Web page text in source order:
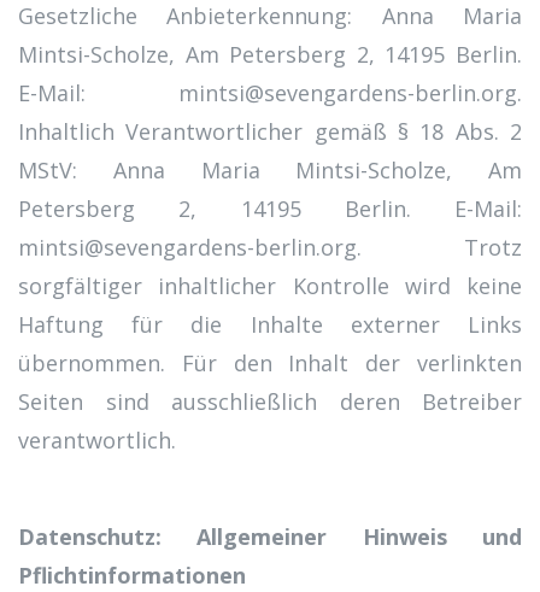
Gesetzliche Anbieterkennung: Anna Maria
Mintsi-Scholze, Am Petersberg 2, 14195 Berlin.
E-Mail: mintsi@sevengardens-berlin.org.
Inhaltlich Verantwortlicher gemäß § 18 Abs. 2
MStV: Anna Maria Mintsi-Scholze, Am
Petersberg 2, 14195 Berlin. E-Mail:
mintsi@sevengardens-berlin.org. Trotz
sorgfältiger inhaltlicher Kontrolle wird keine
Haftung für die Inhalte externer Links
übernommen. Für den Inhalt der verlinkten
Seiten sind ausschließlich deren Betreiber
verantwortlich.
Datenschutz: Allgemeiner Hinweis und
Pflichtinformationen